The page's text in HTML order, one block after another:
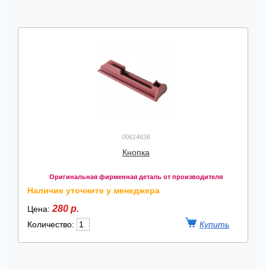
00614636
Кнопка
Оригинальная фирменная деталь от производителя
Наличие уточните у менеджера
Цена: 280 р.
Количество: